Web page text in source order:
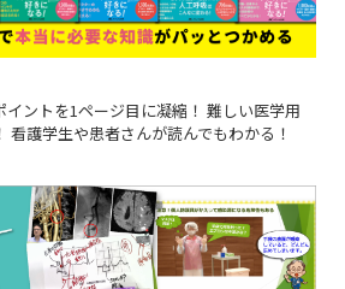
ントを1ページ目に凝縮！ 難しい医学用
看護学生や患者さんが読んでもわかる！